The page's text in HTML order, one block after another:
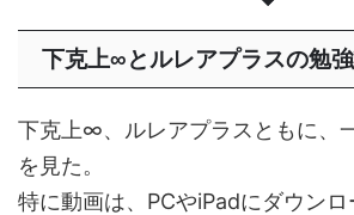
下克上∞とルレアプラスの勉
下克上∞、ルレアプラスともに、
を見た。
特に動画は、PCやiPadにダウンロ